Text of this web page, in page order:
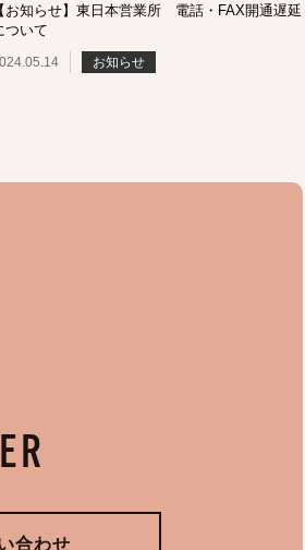
【お知らせ】東日本営業所 電話・FAX開通遅延
ついて
お知らせ
合わせ